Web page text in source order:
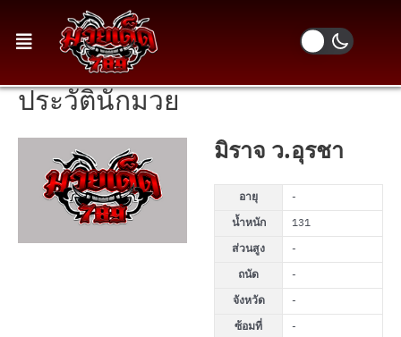
ประวัตินักมวย
มิราจ ว.อุรชา
อายุ
-
น้ำหนัก
131
ส่วนสูง
-
ถนัด
-
จังหวัด
-
ซ้อมที่
-